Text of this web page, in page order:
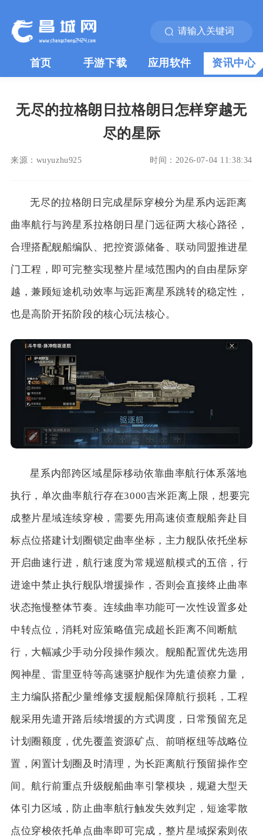
首页 手游下载 应用软件 资讯中心
无尽的拉格朗日拉格朗日怎样穿越无
尽的星际
来源： wuyuzhu925 时间： 2026-07-04 11:38:34
无尽的拉格朗日完成星际穿梭分为星系内远距离
曲率航行与跨星系拉格朗日星门远征两大核心路径，
合理搭配舰船编队、把控资源储备、联动同盟推进星
门工程，即可完整实现整片星域范围内的自由星际穿
越，兼顾短途机动效率与远距离星系跳转的稳定性，
也是高阶开拓阶段的核心玩法核心。
星系内部跨区域星际移动依靠曲率航行体系落地
执行，单次曲率航行存在3000吉米距离上限，想要完
成整片星域连续穿梭，需要先用高速侦查舰船奔赴目
标点位搭建计划圈锁定曲率坐标，主力舰队依托坐标
开启曲速行进，航行速度为常规巡航模式的五倍，行
进途中禁止执行舰队增援操作，否则会直接终止曲率
状态拖慢整体节奏。连续曲率功能可一次性设置多处
中转点位，消耗对应策略值完成超长距离不间断航
行，大幅减少手动分段操作频次。舰船配置优先选用
阋神星、雷里亚特等高速驱护舰作为先遣侦察力量，
主力编队搭配少量维修支援舰船保障航行损耗，工程
舰采用先遣开路后续增援的方式调度，日常预留充足
计划圈额度，优先覆盖资源矿点、前哨枢纽等战略位
置，闲置计划圈及时清理，为长距离航行预留操作空
间。航行前重点升级舰船曲率引擎模块，规避大型天
体引力区域，防止曲率航行触发失效判定，短途零散
点位穿梭依托单点曲率即可完成，整片星域探索则依